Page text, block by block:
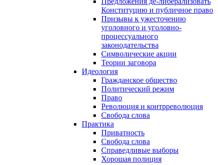
Конституцию и публичное право
Призывы к ужесточению
уголовного и уголовно-
процессуального
законодательства
Символические акции
Теории заговора
Идеология
Гражданское общество
Политический режим
Право
Революция и контрреволюция
Свобода слова
Практика
Приватность
Свобода слова
Справедливые выборы
Хорошая полиция